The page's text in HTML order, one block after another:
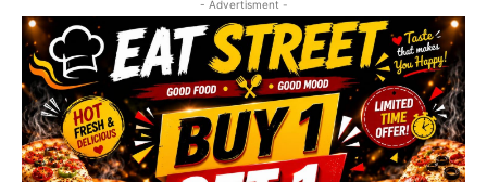
- Advertisment -